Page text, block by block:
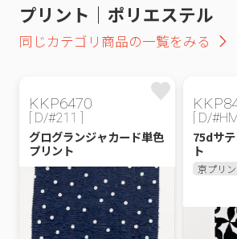
プリント｜ポリエステル
同じカテゴリ商品の一覧をみる
KKP6470
[ D/#211 ]
グログランジャカード単色
プリント
[ D/
75dサ
ト
京プリ